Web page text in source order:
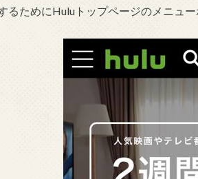
るためにHuluトップページのメニュー